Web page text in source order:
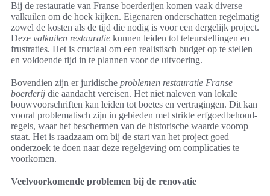
Bij de restauratie van Franse boerderijen komen vaak diverse
valkuilen om de hoek kijken. Eigenaren onderschatten regelmatig
zowel de kosten als de tijd die nodig is voor een dergelijk project.
Deze valkuilen restauratie kunnen leiden tot teleurstellingen en
frustraties. Het is cruciaal om een realistisch budget op te stellen
en voldoende tijd in te plannen voor de uitvoering.
Bovendien zijn er juridische problemen restauratie Franse
boerderij die aandacht vereisen. Het niet naleven van lokale
bouwvoorschriften kan leiden tot boetes en vertragingen. Dit kan
vooral problematisch zijn in gebieden met strikte erfgoedbehoud-
regels, waar het beschermen van de historische waarde voorop
staat. Het is raadzaam om bij de start van het project goed
onderzoek te doen naar deze regelgeving om complicaties te
voorkomen.
Veelvoorkomende problemen bij de renovatie